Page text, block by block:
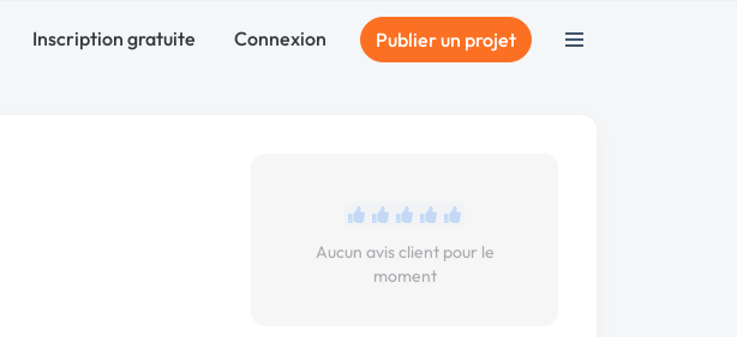
Inscription gratuite Connexion Publier un projet
Aucun avis client pour le
moment